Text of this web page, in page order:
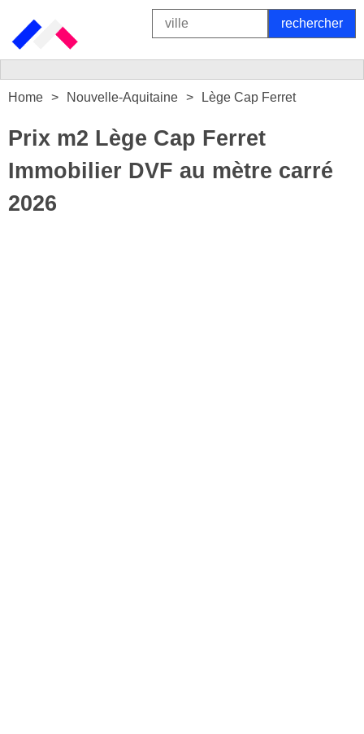
Home Nouvelle-Aquitaine Lège Cap Ferret
Prix m2 Lège Cap Ferret
Immobilier DVF au mètre carré
2026